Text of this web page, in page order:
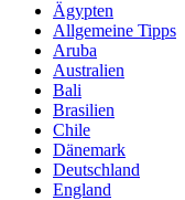
Ägypten
Allgemeine Tipps
Aruba
Australien
Bali
Brasilien
Chile
Dänemark
Deutschland
England